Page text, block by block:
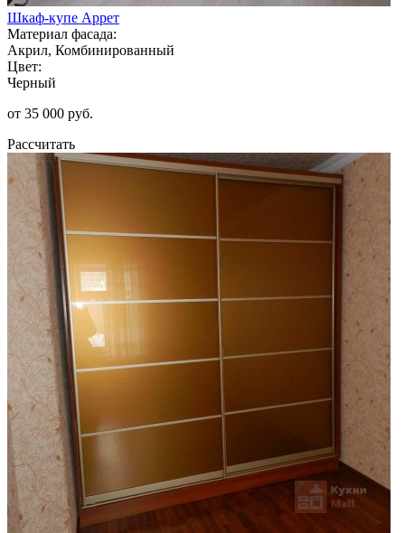
Шкаф-купе Аррет
Материал фасада:
Акрил, Комбинированный
Цвет:
Черный
от 35 000 руб.
Рассчитать